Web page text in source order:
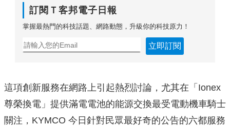
訂閱Ｔ客邦電子日報
掌握最熱門的科技話題、網路動態，升級你的科技原力！
立即訂閱
這項創新服務在網路上引起熱烈討論，尤其在「Ionex
尊榮換電」提供滿電電池的能源交換最受電動機車騎士
關注，KYMCO 今日針對民眾最好奇的公告的六都服務